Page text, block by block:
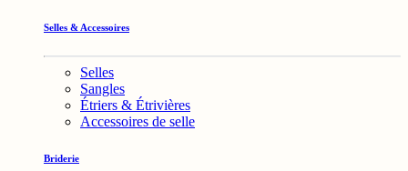
Selles & Accessoires
Selles
Sangles
Étriers & Étrivières
Accessoires de selle
Briderie